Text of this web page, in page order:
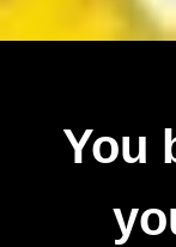
You